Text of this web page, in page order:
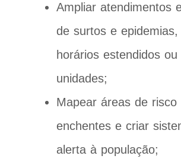
Ampliar atendimentos
de surtos e epidemias,
horários estendidos
unidades;
Mapear áreas de risco
enchentes e criar
alerta à população;